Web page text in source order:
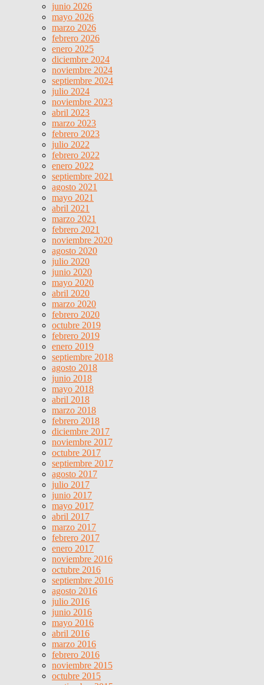
junio 2026
mayo 2026
marzo 2026
febrero 2026
enero 2025
diciembre 2024
noviembre 2024
septiembre 2024
julio 2024
noviembre 2023
abril 2023
marzo 2023
febrero 2023
julio 2022
febrero 2022
enero 2022
septiembre 2021
agosto 2021
mayo 2021
abril 2021
marzo 2021
febrero 2021
noviembre 2020
agosto 2020
julio 2020
junio 2020
mayo 2020
abril 2020
marzo 2020
febrero 2020
octubre 2019
febrero 2019
enero 2019
septiembre 2018
agosto 2018
junio 2018
mayo 2018
abril 2018
marzo 2018
febrero 2018
diciembre 2017
noviembre 2017
octubre 2017
septiembre 2017
agosto 2017
julio 2017
junio 2017
mayo 2017
abril 2017
marzo 2017
febrero 2017
enero 2017
noviembre 2016
octubre 2016
septiembre 2016
agosto 2016
julio 2016
junio 2016
mayo 2016
abril 2016
marzo 2016
febrero 2016
noviembre 2015
octubre 2015